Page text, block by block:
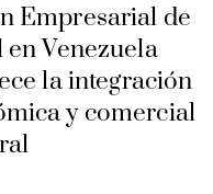
Empresarial de
en Venezuela
la integración
y comercial